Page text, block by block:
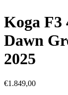
Koga F3
Dawn
2025
€1.849,00